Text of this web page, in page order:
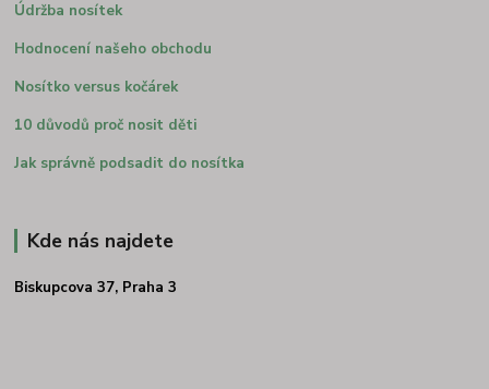
Údržba nosítek
Hodnocení našeho obchodu
Nosítko versus kočárek
10 důvodů proč nosit děti
Jak správně podsadit do nosítka
Kde nás najdete
Biskupcova 37, Praha 3